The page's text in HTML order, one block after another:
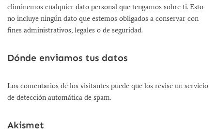
eliminemos cualquier dato personal que tengamos sobre ti. Esto
no incluye ningún dato que estemos obligados a conservar con
fines administrativos, legales o de seguridad.
Dónde enviamos tus datos
Los comentarios de los visitantes puede que los revise un servicio
de detección automática de spam.
Akismet